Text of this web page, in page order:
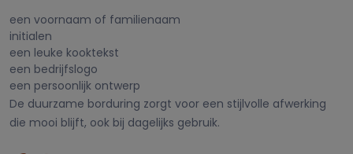
een voornaam of familienaam
initialen
een leuke kooktekst
een bedrijfslogo
een persoonlijk ontwerp
De duurzame borduring zorgt voor een stijlvolle afwerking
die mooi blijft, ook bij dagelijks gebruik.